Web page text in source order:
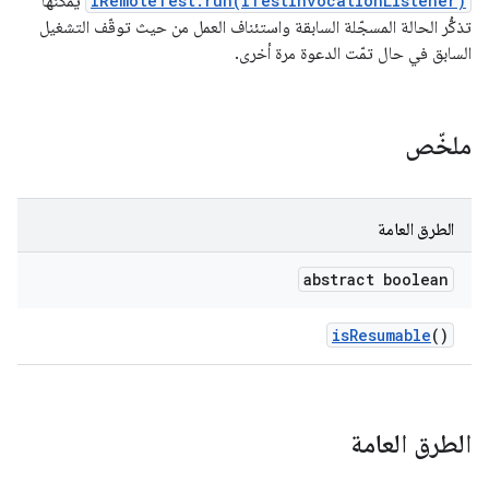
تذكُّر الحالة المسجّلة السابقة واستئناف العمل من حيث توقّف التشغيل
السابق في حال تمّت الدعوة مرة أخرى.
ملخّص
الطرق العامة
abstract boolean
isResumable()
الطرق العامة